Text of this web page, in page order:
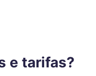
e tarifas?